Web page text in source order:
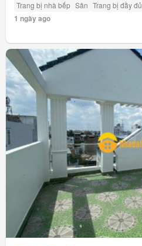
Trang bị nhà bếp Sân Trang bị đầy đủ
1 ngày ago